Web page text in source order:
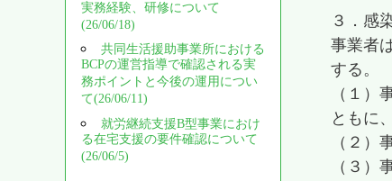
３．感
事業者
する。
（１）
ともに
（２）
（３）
実務経験、研修について
(26/06/18)
共同生活援助事業所における
BCPの運営指導で確認される実
務ポイントと今後の運用につい
て(26/06/11)
就労継続支援B型事業におけ
る在宅支援の要件確認について
(26/06/5)